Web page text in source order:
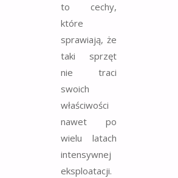
to cechy,
które
sprawiają, że
taki sprzęt
nie traci
swoich
właściwości
nawet po
wielu latach
intensywnej
eksploatacji.